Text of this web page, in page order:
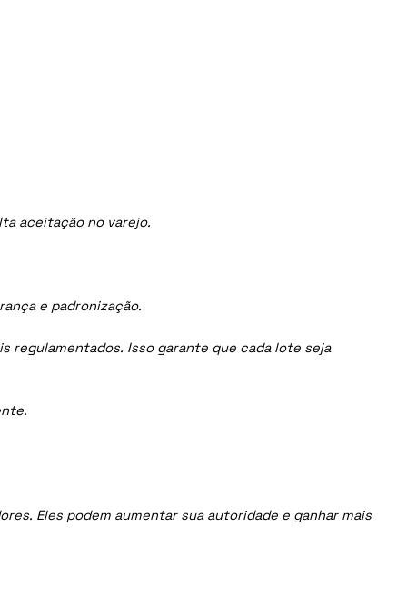
aceitação no varejo.
e padronização.
Isso garante que cada lote seja
Eles podem aumentar sua autoridade e ganhar mais